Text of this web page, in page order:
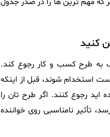
کنید
به طرح کسب و کار رجوع کند.
استخدام شوند، قبل از اینکه
اید رجوع کنند. اگر طرح تان را
تأثیر نامناسبی روی خواننده